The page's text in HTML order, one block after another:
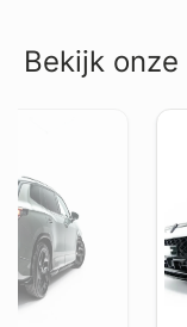
Bekijk onze